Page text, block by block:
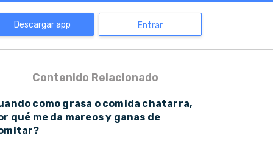
Descargar app Entrar
Contenido Relacionado
como grasa o comida chatarra,
qué me da mareos y ganas de